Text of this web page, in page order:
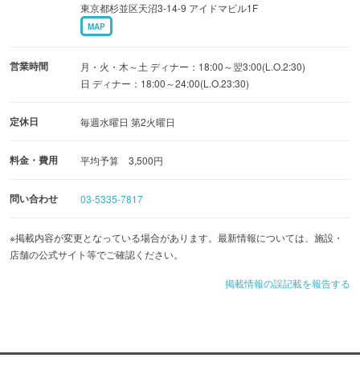
東京都杉並区天沼3-14-9 アイドマビル1F
MAP
営業時間
月・火・木～土 ディナー：18:00～翌3:00(L.O.2:30)
日 ディナー：18:00～24:00(L.O.23:30)
定休日 毎週水曜日 第2火曜日
料金・費用 平均予算 3,500円
問い合わせ 03-5335-7817
※掲載内容が変更となっている場合があります。最新情報については、施設・
店舗の公式サイト等でご確認ください。
掲載情報の誤記載を報告する